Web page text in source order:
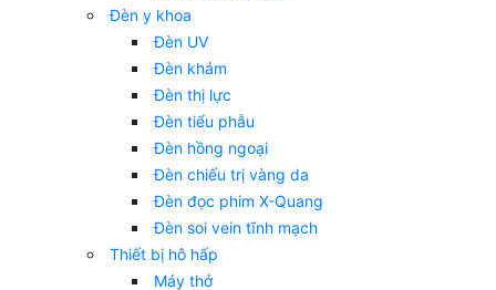
Đèn y khoa
Đèn UV
Đèn khám
Đèn thị lực
Đèn tiểu phẫu
Đèn hồng ngoại
Đèn chiếu trị vàng da
Đèn đọc phim X-Quang
Đèn soi vein tĩnh mạch
Thiết bị hô hấp
Máy thở